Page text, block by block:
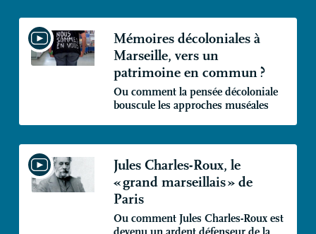
Mémoires décoloniales à
Marseille, vers un
patrimoine en commun?
Ou comment la pensée décoloniale
bouscule les approches muséales
Jules Charles-Roux, le
«grand marseillais» de
Paris
Ou comment Jules Charles-Roux est